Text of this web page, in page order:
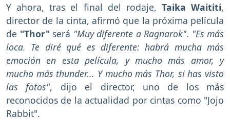
Y ahora, tras el final del rodaje, Taika Waititi,
director de la cinta, afirmó que la próxima película
de "Thor" será "Muy diferente a Ragnarok". "Es más
loca. Te diré qué es diferente: habrá mucha más
emoción en esta película, y mucho más amor, y
mucho más thunder... Y mucho más Thor, si has visto
las fotos", dijo el director, uno de los más
reconocidos de la actualidad por cintas como "Jojo
Rabbit".